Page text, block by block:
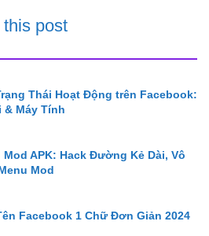
post
Thái Hoạt Động trên Facebook:
& Máy Tính
Mod APK: Hack Đường Kẻ Dài, Vô
Mod
Facebook 1 Chữ Đơn Giản 2024